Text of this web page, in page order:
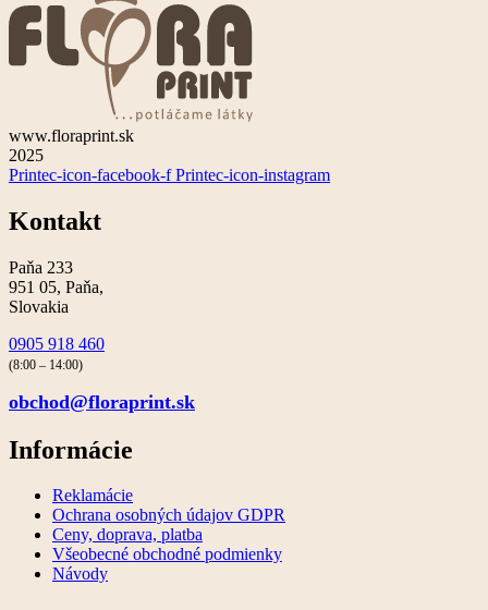
www.floraprint.sk
2025
Printec-icon-facebook-f Printec-icon-instagram
Kontakt
Paňa 233
951 05, Paňa,
Slovakia
0905 918 460
(8:00 – 14:00)
obchod@floraprint.sk
Informácie
Reklamácie
Ochrana osobných údajov GDPR
Ceny, doprava, platba
Všeobecné obchodné podmienky
Návody